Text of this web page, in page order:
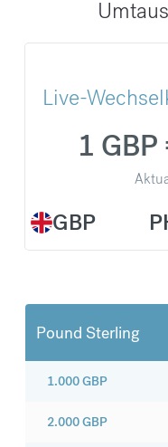
Live-
GBP
1
Pound Sterling
1.000GBP
2.000GBP